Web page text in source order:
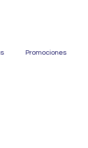
Promociones